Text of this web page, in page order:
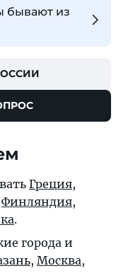
бывают из
Греция,
Финляндия,
.
города и
, Москва,